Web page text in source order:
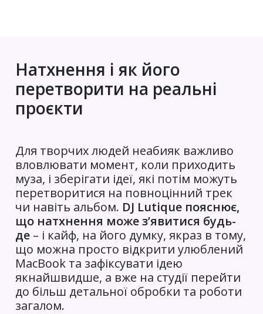
Натхнення і як його
перетворити на реальні
проєкти
Для творчих людей неабияк важливо
вловлювати момент, коли приходить
муза, і зберігати ідеї, які потім можуть
перетворитися на повноцінний трек
чи навіть альбом. DJ Lutique пояснює,
що натхнення може з’явитися будь-
де – і кайф, на його думку, якраз в тому,
що можна просто відкрити улюблений
MacBook та зафіксувати ідею
якнайшвидше, а вже на студії перейти
до більш детальної обробки та роботи
загалом.